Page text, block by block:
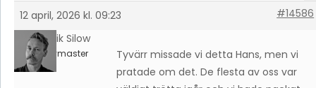
12 april, 2026 kl. 09:23
#14586
Fredrik Silow
Keymaster
Tyvärr missade vi detta Hans, men vi
pratade om det. De flesta av oss var